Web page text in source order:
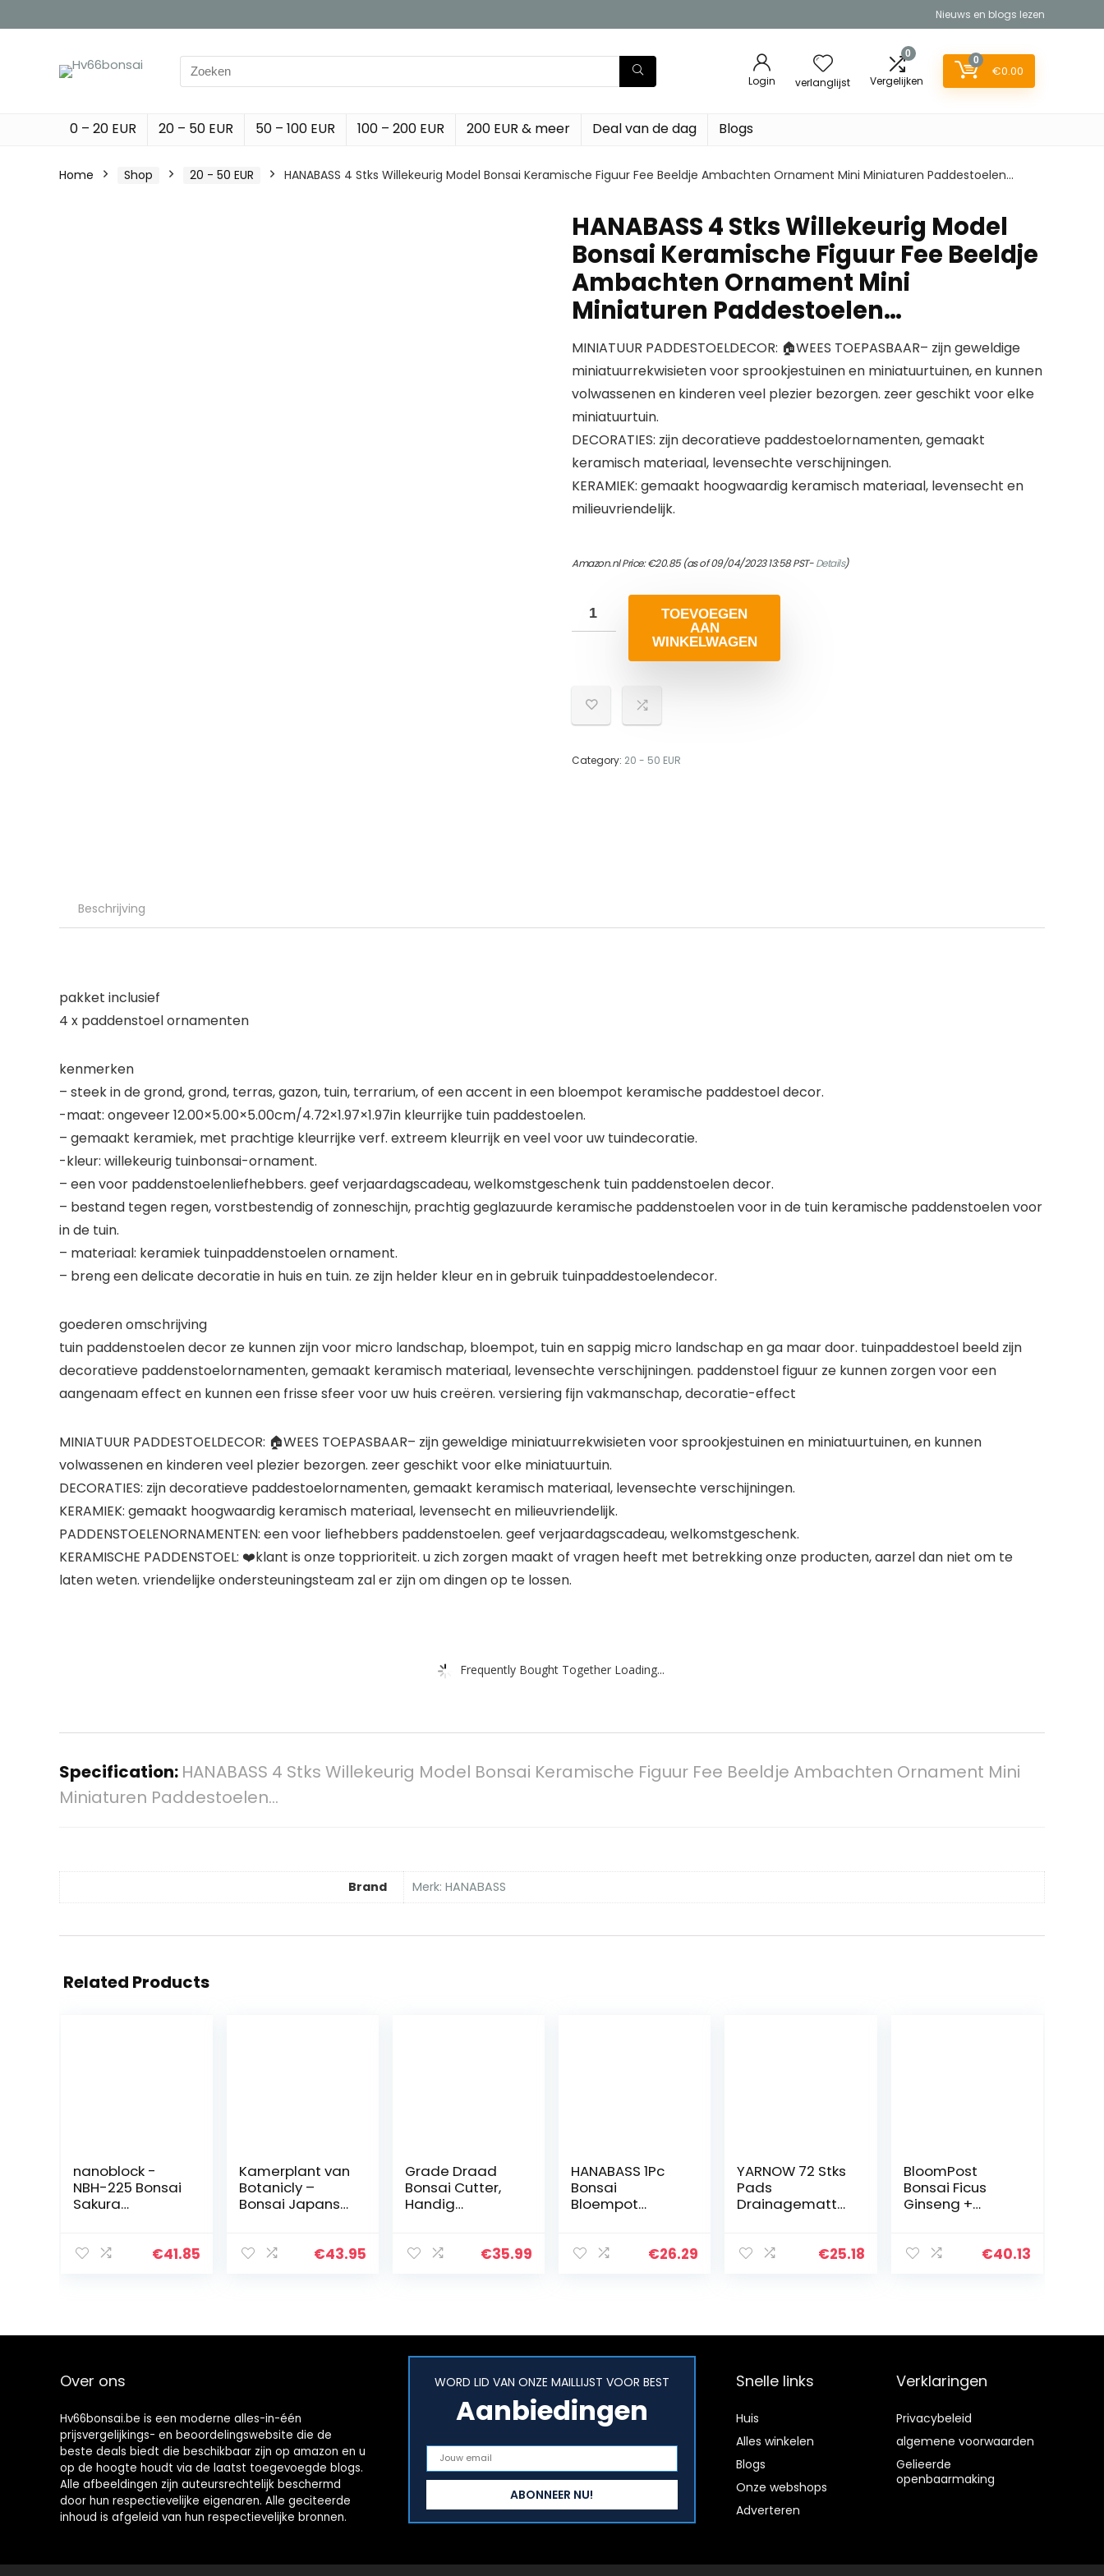
Nieuws en blogs lezen
Search
for:
Login verlanglijst
0
Vergelijken
0
€0.00
0 – 20 EUR 20 – 50 EUR 50 – 100 EUR 100 – 200 EUR 200 EUR & meer Deal van de dag Blogs
Home Shop 20 - 50 EUR HANABASS 4 Stks Willekeurig Model Bonsai Keramische Figuur Fee Beeldje Ambachten Ornament Mini Miniaturen Paddestoelen…
HANABASS 4 Stks Willekeurig Model
Bonsai Keramische Figuur Fee Beeldje
Ambachten Ornament Mini
Miniaturen Paddestoelen…
MINIATUUR PADDESTOELDECOR: 🏠WEES TOEPASBAAR– zijn geweldige
miniatuurrekwisieten voor sprookjestuinen en miniatuurtuinen, en kunnen
volwassenen en kinderen veel plezier bezorgen. zeer geschikt voor elke
miniatuurtuin.
DECORATIES: zijn decoratieve paddestoelornamenten, gemaakt
keramisch materiaal, levensechte verschijningen.
KERAMIEK: gemaakt hoogwaardig keramisch materiaal, levensecht en
milieuvriendelijk.
Amazon.nl Price:€20.85(as of 09/04/2023 13:58 PST-Details)
TOEVOEGEN
AAN
WINKELWAGEN
Category: 20 - 50 EUR
Beschrijving
pakket inclusief
4 x paddenstoel ornamenten
kenmerken
– steek in de grond, grond, terras, gazon, tuin, terrarium, of een accent in een bloempot keramische paddestoel decor.
-maat: ongeveer 12.00×5.00×5.00cm/4.72×1.97×1.97in kleurrijke tuin paddestoelen.
– gemaakt keramiek, met prachtige kleurrijke verf. extreem kleurrijk en veel voor uw tuindecoratie.
-kleur: willekeurig tuinbonsai-ornament.
– een voor paddenstoelenliefhebbers. geef verjaardagscadeau, welkomstgeschenk tuin paddenstoelen decor.
– bestand tegen regen, vorstbestendig of zonneschijn, prachtig geglazuurde keramische paddenstoelen voor in de tuin keramische paddenstoelen voor
in de tuin.
– materiaal: keramiek tuinpaddenstoelen ornament.
– breng een delicate decoratie in huis en tuin. ze zijn helder kleur en in gebruik tuinpaddestoelendecor.
goederen omschrijving
tuin paddenstoelen decor ze kunnen zijn voor micro landschap, bloempot, tuin en sappig micro landschap en ga maar door. tuinpaddestoel beeld zijn
decoratieve paddenstoelornamenten, gemaakt keramisch materiaal, levensechte verschijningen. paddenstoel figuur ze kunnen zorgen voor een
aangenaam effect en kunnen een frisse sfeer voor uw huis creëren. versiering fijn vakmanschap, decoratie-effect
MINIATUUR PADDESTOELDECOR: 🏠WEES TOEPASBAAR– zijn geweldige miniatuurrekwisieten voor sprookjestuinen en miniatuurtuinen, en kunnen
volwassenen en kinderen veel plezier bezorgen. zeer geschikt voor elke miniatuurtuin.
DECORATIES: zijn decoratieve paddestoelornamenten, gemaakt keramisch materiaal, levensechte verschijningen.
KERAMIEK: gemaakt hoogwaardig keramisch materiaal, levensecht en milieuvriendelijk.
PADDENSTOELENORNAMENTEN: een voor liefhebbers paddenstoelen. geef verjaardagscadeau, welkomstgeschenk.
KERAMISCHE PADDENSTOEL: ❤️klant is onze topprioriteit. u zich zorgen maakt of vragen heeft met betrekking onze producten, aarzel dan niet om te
laten weten. vriendelijke ondersteuningsteam zal er zijn om dingen op te lossen.
Frequently Bought Together Loading...
Specification: HANABASS 4 Stks Willekeurig Model Bonsai Keramische Figuur Fee Beeldje Ambachten Ornament Mini
Miniaturen Paddestoelen…
Brand Merk: HANABASS
Related Products
nanoblock -
NBH-225 Bonsai
Sakura
€41.85
Kamerplant van
Botanicly –
Bonsai Japanse
Bonsai Zelkova
€43.95
Grade Draad
Bonsai Cutter,
Handig
Handvat
€35.99
HANABASS 1Pc
Bonsai
Bloempot
Planter
€26.29
YARNOW 72 Stks
Pads
Drainagematte
Pakking Plant
€25.18
BloomPost
Bonsai Ficus
Ginseng +
–
€40.13
Over ons
Hv66bonsai.be is een moderne alles-in-één
prijsvergelijkings- en beoordelingswebsite die de
beste deals biedt die beschikbaar zijn op amazon en u
op de hoogte houdt via de laatst toegevoegde blogs.
Alle afbeeldingen zijn auteursrechtelijk beschermd
door hun respectievelijke eigenaren. Alle geciteerde
inhoud is afgeleid van hun respectievelijke bronnen.
WORD LID VAN ONZE MAILLIJST VOOR BEST
Aanbiedingen
Snelle links
Huis
Alles winkelen
Blogs
Onze webshops
Adverteren
Verklaringen
Privacybeleid
algemene voorwaarden
Gelieerde
openbaarmaking